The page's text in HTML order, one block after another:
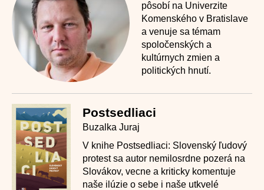
pôsobí na Univerzite
Komenského v Bratislave
a venuje sa témam
spoločenských a
kultúrnych zmien a
politických hnutí.
Postsedliaci
Buzalka Juraj
V knihe Postsedliaci: Slovenský ľudový
protest sa autor nemilosrdne pozerá na
Slovákov, vecne a kriticky komentuje
naše ilúzie o sebe i naše utkvelé